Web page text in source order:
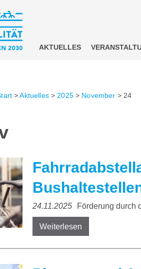
AKTUELLES
>Aktuelles> 2025> November > 24
24.11.2025 Förderung durch
Weiterlesen